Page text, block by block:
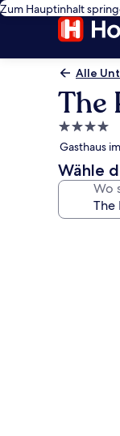
Zum Hauptinhalt
Alle
The
4.0-
Sterne-
Unterkunft
Gasthaus
Wähle
Wo